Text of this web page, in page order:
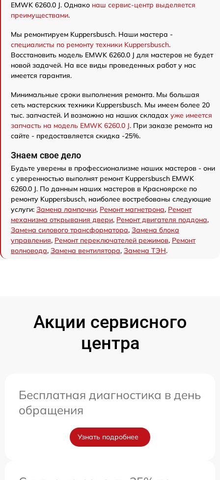
EMWK 6260.0 J. Однако наш сервис-центр выделяется
преимуществами.
Мы ремонтируем Kuppersbusch. Наши мастера -
специалисты по ремонту техники Kuppersbusch.
Восстановить модель EMWK 6260.0 J для мастеров не будет
новой задачей. На все виды проведенных работ у нас
имеется гарантия.
Минимальные сроки выполнения ремонта. Мы большая
сеть мастерских техники Kuppersbusch. Мы имеем более 20
тыс. запчастей. И возможно на наших складах уже имеется
запчасть на модель EMWK 6260.0 J. При заказе ремонта на
сайте - предоставляется скидка -25%.
Знаем свое дело
Будьте уверены в профессионализме наших мастеров - они
с уверенностью выполнят ремонт Kuppersbusch EMWK
6260.0 J. По данным наших мастеров в Красноярске по
ремонту Kuppersbusch, наиболее востребованы следующие
услуги: Замена лампочки, Ремонт магнетрона, Ремонт
механизма открывания двери, Ремонт двигателя поддона,
Замена силового трансформатора, Замена блока
управления, Ремонт переключателей режимов, Ремонт
волновода, Замена вентилятора, Замена ТЭН.
Акции сервисного
центра
Бесплатная диагностика в день
обращения
Узнать подробнее